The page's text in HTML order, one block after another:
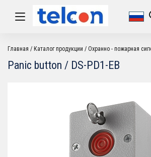
Главная Каталог продукции Охранно - пожарная
Panic button / DS-PD1-EB